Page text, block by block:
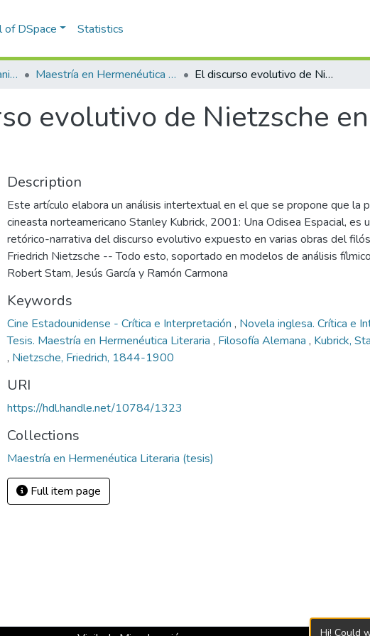
of DSpace Statistics
Escuela de Artes y Humanidades Maestría en Hermenéutica Literaria (tesis) El discurso evolutivo de Nietzsche en la odisea espacial de Kubrick
evolutivo de Nietzsche
Description
Este artículo elabora un análisis intertextual en el que se propone que la
cineasta norteamericano Stanley Kubrick, 2001: Una Odisea Espacial, es
retórico-narrativa del discurso evolutivo expuesto en varias obras del
Friedrich Nietzsche -- Todo esto, soportado en modelos de análisis
Robert Stam, Jesús García y Ramón Carmona
Keywords
Cine Estadounidense - Crítica e Interpretación , Novela inglesa. Crítica e
Tesis. Maestría en Hermenéutica Literaria , Filosofía Alemana , Kubrick,
, Nietzsche, Friedrich, 1844-1900
URI
https://hdl.handle.net/10784/1323
Collections
Maestría en Hermenéutica Literaria (tesis)
Full item page
Hi! Could